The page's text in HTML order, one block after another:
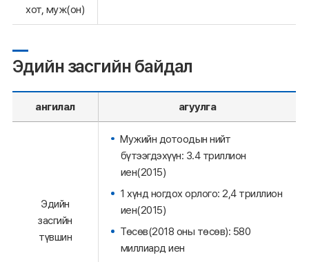
хот, муж(он)
Эдийн засгийн байдал
ангилал агуулга
Эдийн
засгийн
түвшин
Мужийн дотоодын нийт
бүтээгдэхүүн: 3.4 триллион
иен(2015)
1 хүнд ногдох орлого: 2,4 триллион
иен(2015)
Төсөв(2018 оны төсөв): 580
миллиард иен